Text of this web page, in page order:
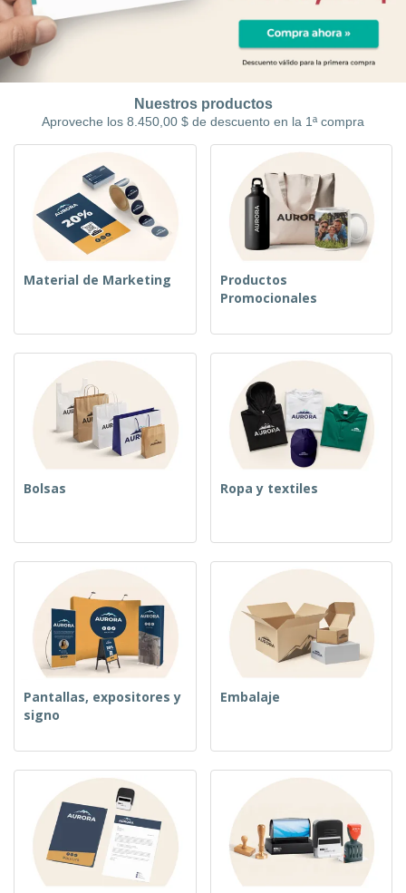
Nuestros productos
Aproveche los 8.450,00 $ de descuento en la 1ª compra
Material de Marketing
Productos
Promocionales
Bolsas Ropa y textiles
Pantallas, expositores y
signo
Embalaje